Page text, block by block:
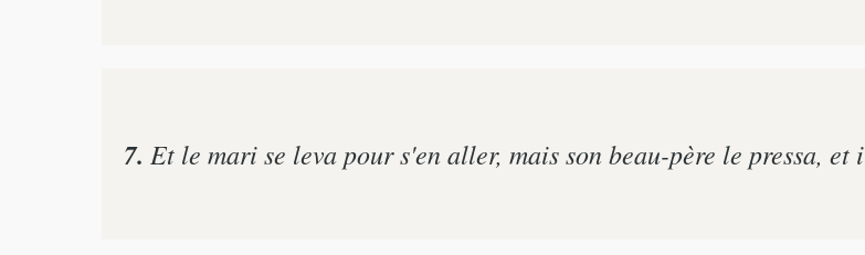
7. Et le mari se leva pour s'en aller, mais son beau-père le pressa,